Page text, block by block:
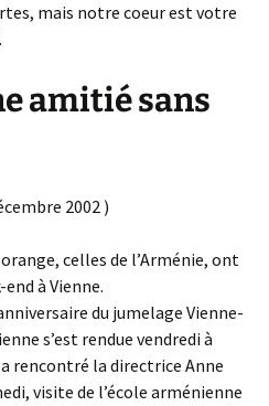
mais notre coeur est votre
amitié sans
2002 )
celles de l’Arménie, ont
à Vienne.
du jumelage Vienne-
s’est rendue vendredi à
rencontré la directrice Anne
visite de l’école arménienne